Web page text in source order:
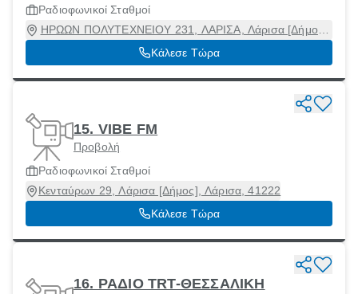
Ραδιοφωνικοί Σταθμοί
ΗΡΩΩΝ ΠΟΛΥΤΕΧΝΕΙΟΥ 231, ΛΑΡΙΣΑ, Λάρισα [Δήμος],
Λάρισα, 41221
Κάλεσε Τώρα
15. VIBE FM
Προβολή
Ραδιοφωνικοί Σταθμοί
Κενταύρων 29, Λάρισα [Δήμος], Λάρισα, 41222
Κάλεσε Τώρα
16. ΡΑΔΙΟ TRT-ΘΕΣΣΑΛΙΚΗ